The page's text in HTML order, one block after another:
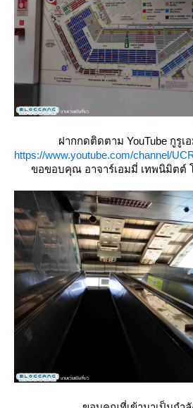
ฝากกดติดตาม YouTube กูรู
https://www.youtube.com/channel/
ขอขอบคุณ อาจาร์เอมมี่ เทพนิมิตต์